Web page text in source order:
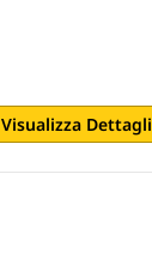
Visualizza Dettagli